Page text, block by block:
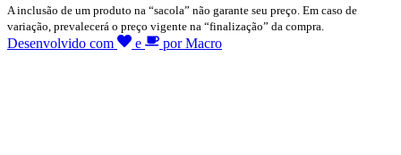
A inclusão de um produto na “sacola” não garante seu preço. Em caso de
variação, prevalecerá o preço vigente na “finalização” da compra.
Desenvolvido com e por Macro